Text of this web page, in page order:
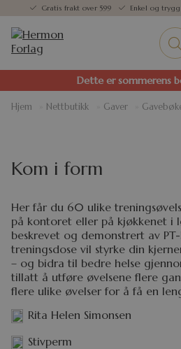
Gratis frakt over 599 Enkel og
Dette er sommerens
Hjem Nettbutikk Gaver
Kom i form
Her får du 60 ulike
på kontoret eller på kjøkkenet i
beskrevet og demonstrert av
treningsdose vil styrke din
– og bidra til bedre helse
tillatt å utføre øvelsene flere
flere ulike øvelser for å få en
Rita Helen Simonsen
Stivperm